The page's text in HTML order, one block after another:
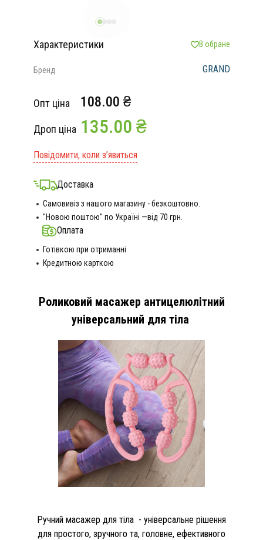
Характеристики В обране
Бренд GRAND
Опт ціна 108.00 ₴
Дроп ціна 135.00 ₴
Повідомити, коли з’явиться
Доставка
Самовивіз з нашого магазину - безкоштовно.
"Новою поштою" по Україні —від 70 грн.
Оплата
Готівкою при отриманні
Кредитною карткою
Роликовий масажер антицелюлітний
універсальний для тіла
Ручний масажер для тіла - універсальне рішення
для простого, зручного та, головне, ефективного